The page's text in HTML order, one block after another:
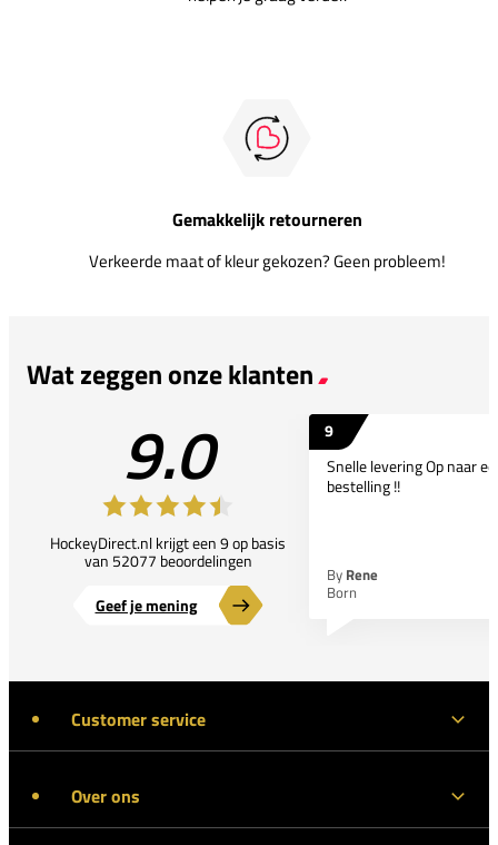
Gemakkelijk retourneren
Verkeerde maat of kleur gekozen? Geen probleem!
Wat zeggen onze klanten
9.0
HockeyDirect.nl krijgt een 9 op basis
van 52077 beoordelingen
Geef je mening
9
Snelle levering Op naar
bestelling !!
By Rene
Born
Customer service
Over ons